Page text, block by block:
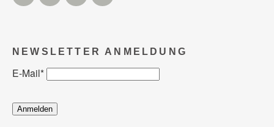
NEWSLETTER ANMELDUNG
E-Mail*